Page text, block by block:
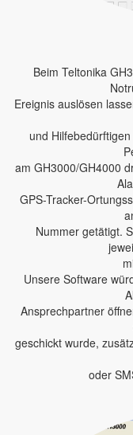
Beim Teltonika
Ereignis auslösen
und
am GH3000/GH4000
GPS-Tracker-
Nummer getätigt.
Unsere Software
Ansprechpartner
geschickt wurde,
oder